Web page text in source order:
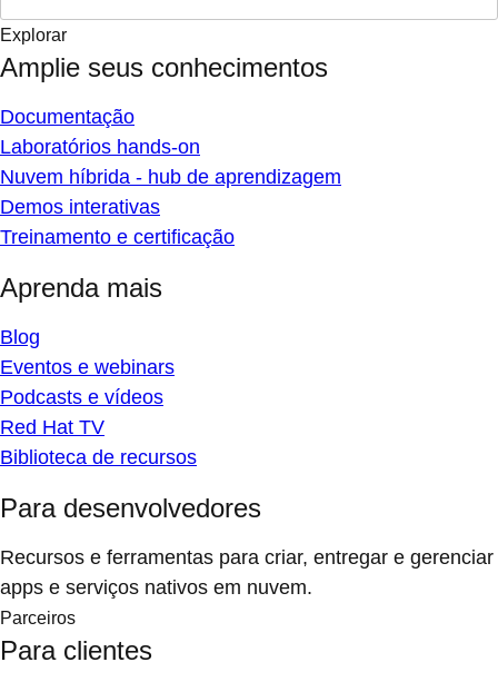
Explorar
Amplie seus conhecimentos
Documentação
Laboratórios hands-on
Nuvem híbrida - hub de aprendizagem
Demos interativas
Treinamento e certificação
Aprenda mais
Blog
Eventos e webinars
Podcasts e vídeos
Red Hat TV
Biblioteca de recursos
Para desenvolvedores
Recursos e ferramentas para criar, entregar e gerenciar
apps e serviços nativos em nuvem.
Parceiros
Para clientes